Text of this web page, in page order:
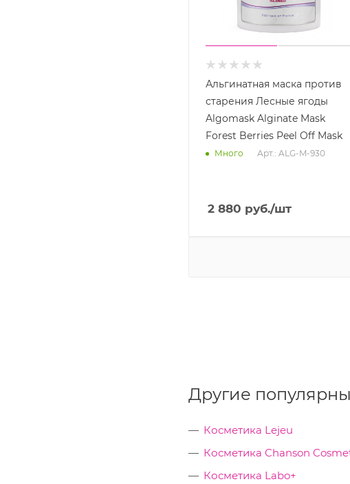
Альгинатная маска против
старения Лесные ягоды
Algomask Alginate Mask
Forest Berries Peel Off Mask
Много Арт.: ALG-M-930
2 880 руб./шт
Другие
Косметика Lejeu
Косметика Chanson
Косметика Labo+